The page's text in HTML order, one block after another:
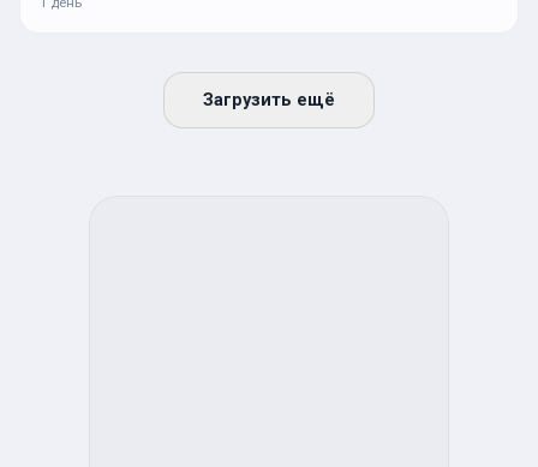
Загрузить ещё